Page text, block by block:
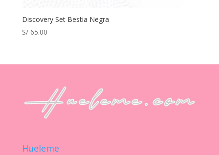
Discovery Set Bestia Negra
S/65.00
Hueleme